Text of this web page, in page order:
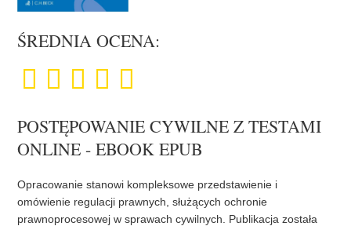
ŚREDNIA OCENA:
POSTĘPOWANIE CYWILNE Z TESTAMI
ONLINE - EBOOK EPUB
Opracowanie stanowi kompleksowe przedstawienie i
omówienie regulacji prawnych, służących ochronie
prawnoprocesowej w sprawach cywilnych. Publikacja została